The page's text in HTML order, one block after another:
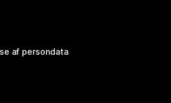
af persondata